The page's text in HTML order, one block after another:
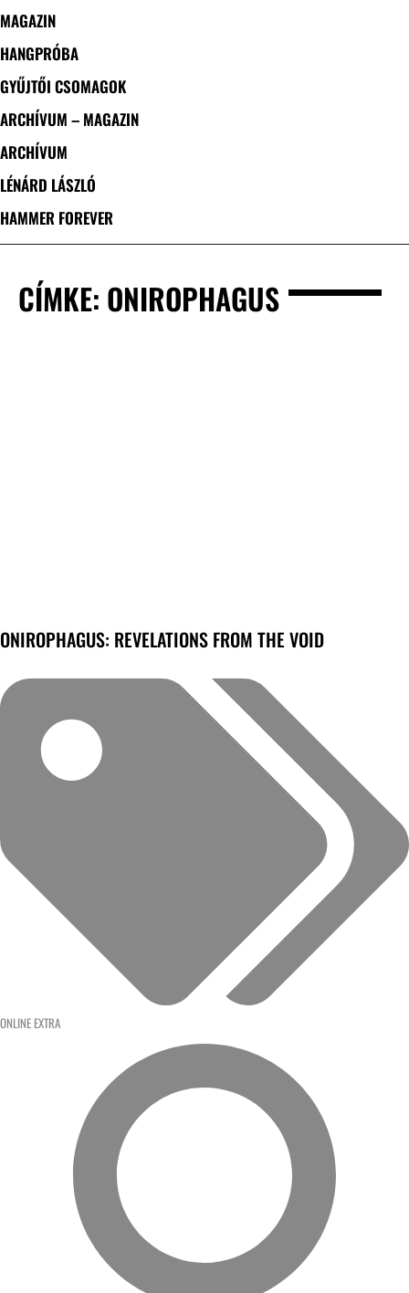
MAGAZIN
HANGPRÓBA
GYŰJTŐI CSOMAGOK
ARCHÍVUM – MAGAZIN
ARCHÍVUM
LÉNÁRD LÁSZLÓ
HAMMER FOREVER
CÍMKE: ONIROPHAGUS
ONIROPHAGUS: REVELATIONS FROM THE VOID
ONLINE EXTRA